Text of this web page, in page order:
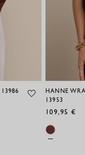
HANNE
13953
109,95 €